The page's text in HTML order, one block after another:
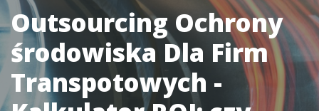
Outsourcing Ochrony
środowiska Dla Firm
Transpotowych -